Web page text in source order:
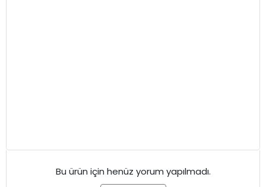
Bu ürün için henüz yorum yapılmadı.